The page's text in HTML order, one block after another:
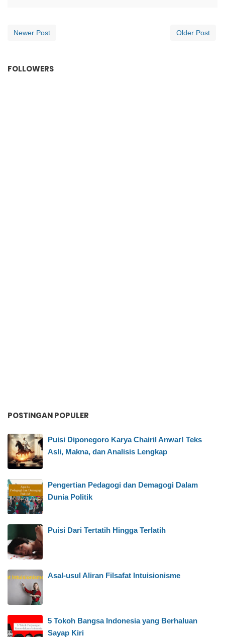
Newer Post Older Post
FOLLOWERS
POSTINGAN POPULER
Puisi Diponegoro Karya Chairil Anwar! Teks
Asli, Makna, dan Analisis Lengkap
Pengertian Pedagogi dan Demagogi Dalam
Dunia Politik
Puisi Dari Tertatih Hingga Terlatih
Asal-usul Aliran Filsafat Intuisionisme
5 Tokoh Bangsa Indonesia yang Berhaluan
Sayap Kiri